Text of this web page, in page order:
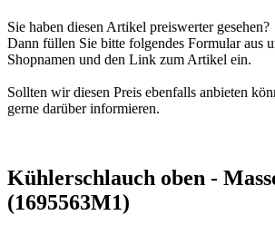
Sie haben diesen Artikel preiswerter gesehen?
Dann füllen Sie bitte folgendes Formular aus
Shopnamen und den Link zum Artikel ein.
Sollten wir diesen Preis ebenfalls anbieten
gerne darüber informieren.
Kühlerschlauch oben -
(1695563M1)